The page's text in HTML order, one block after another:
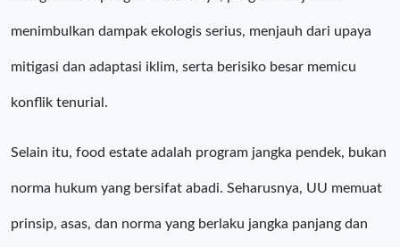
menimbulkan dampak ekologis serius, menjauh dari upaya
mitigasi dan adaptasi iklim, serta berisiko besar memicu
konflik tenurial.
Selain itu, food estate adalah program jangka pendek, bukan
norma hukum yang bersifat abadi. Seharusnya, UU memuat
prinsip, asas, dan norma yang berlaku jangka panjang dan